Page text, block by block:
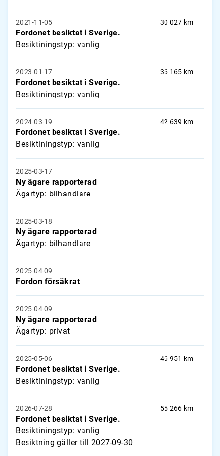
2021-11-05
Fordonet besiktat i Sverige.
Besiktiningstyp: vanlig
30 027 km
2023-01-17
Fordonet besiktat i Sverige.
Besiktiningstyp: vanlig
36 165 km
2024-03-19
Fordonet besiktat i Sverige.
Besiktiningstyp: vanlig
42 639 km
2025-03-17
Ny ägare rapporterad
Ägartyp: bilhandlare
2025-03-18
Ny ägare rapporterad
Ägartyp: bilhandlare
2025-04-09
Fordon försäkrat
2025-04-09
Ny ägare rapporterad
Ägartyp: privat
2025-05-06
Fordonet besiktat i Sverige.
Besiktiningstyp: vanlig
46 951 km
2026-07-28
Fordonet besiktat i Sverige.
Besiktiningstyp: vanlig
Besiktning gäller till 2027-09-30
55 266 km